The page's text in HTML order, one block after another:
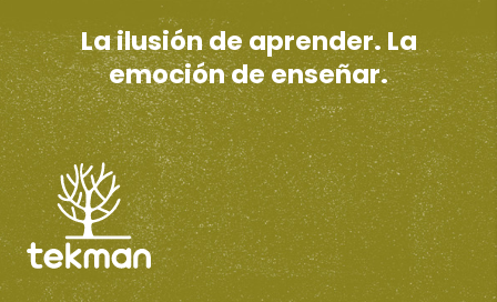
La ilusión de aprender. La
emoción de enseñar.